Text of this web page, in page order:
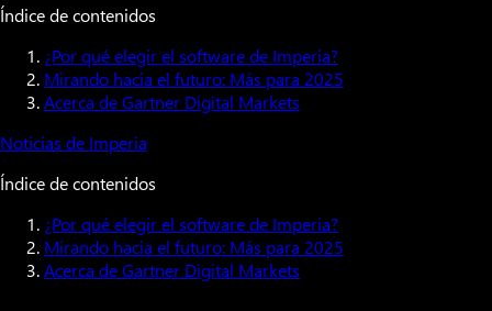
Índice de contenidos
¿Por qué elegir el software de Imperia?
Mirando hacia el futuro: Más para 2025
Acerca de Gartner Digital Markets
Noticias de Imperia
Índice de contenidos
¿Por qué elegir el software de Imperia?
Mirando hacia el futuro: Más para 2025
Acerca de Gartner Digital Markets